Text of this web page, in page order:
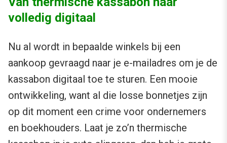
volledig digitaal
Nu al wordt in bepaalde winkels bij een
aankoop gevraagd naar je e-mailadres om je de
kassabon digitaal toe te sturen. Een mooie
ontwikkeling, want al die losse bonnetjes zijn
op dit moment een crime voor ondernemers
en boekhouders. Laat je zo’n thermische